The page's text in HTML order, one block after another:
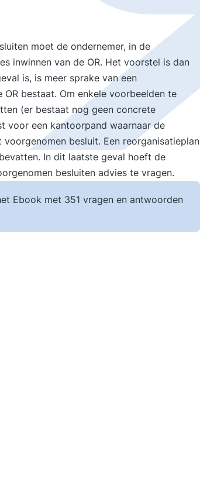
moet de ondernemer, in de
inwinnen van de OR. Het voorstel is dan
is, is meer sprake van een
bestaat. Om enkele voorbeelden te
(er bestaat nog geen concrete
voor een kantoorpand waarnaar de
besluit. Een reorganisatieplan
In dit laatste geval hoeft de
besluiten advies te vragen.
Ebook met 351 vragen en antwoorden